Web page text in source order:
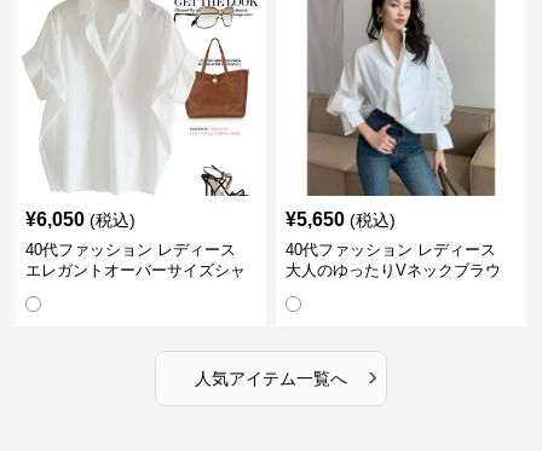
¥6,050 (税込)
40代ファッション レディース
エレガントオーバーサイズシャ
¥5,650 (税込)
40代ファッション レディース
大人のゆったりVネックブラウ
人気アイテム一覧へ ›